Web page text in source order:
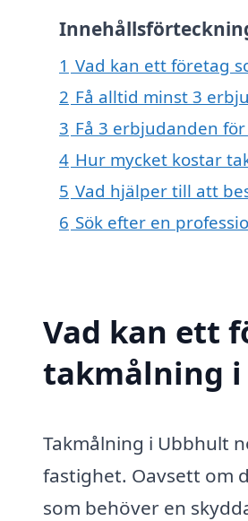
1 Vad kan ett företag
2 Få alltid minst 3
3 Få 3 erbjudanden
4 Hur mycket kostar
5 Vad hjälper till att
6 Sök efter en
Vad kan ett
takmålning
Takmålning i Ubbhult
fastighet. Oavsett om
som behöver en